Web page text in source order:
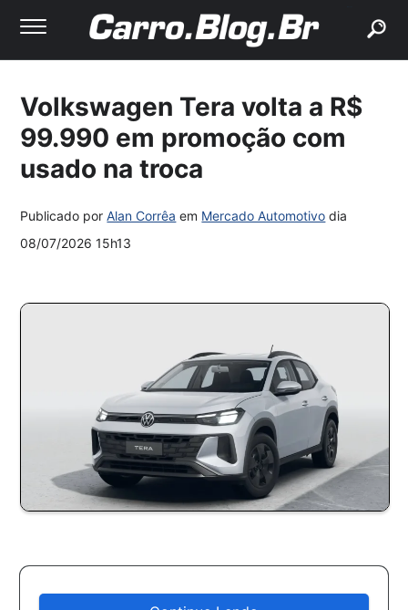
Volkswagen Tera volta a R$
99.990 em promoção com
usado na troca
Publicado porAlan Corrêa em Mercado Automotivo dia
08/07/2026 15h13